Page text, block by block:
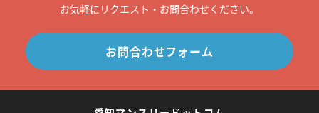
お気軽にリクエスト・お問合わせください。
お問合わせフォーム